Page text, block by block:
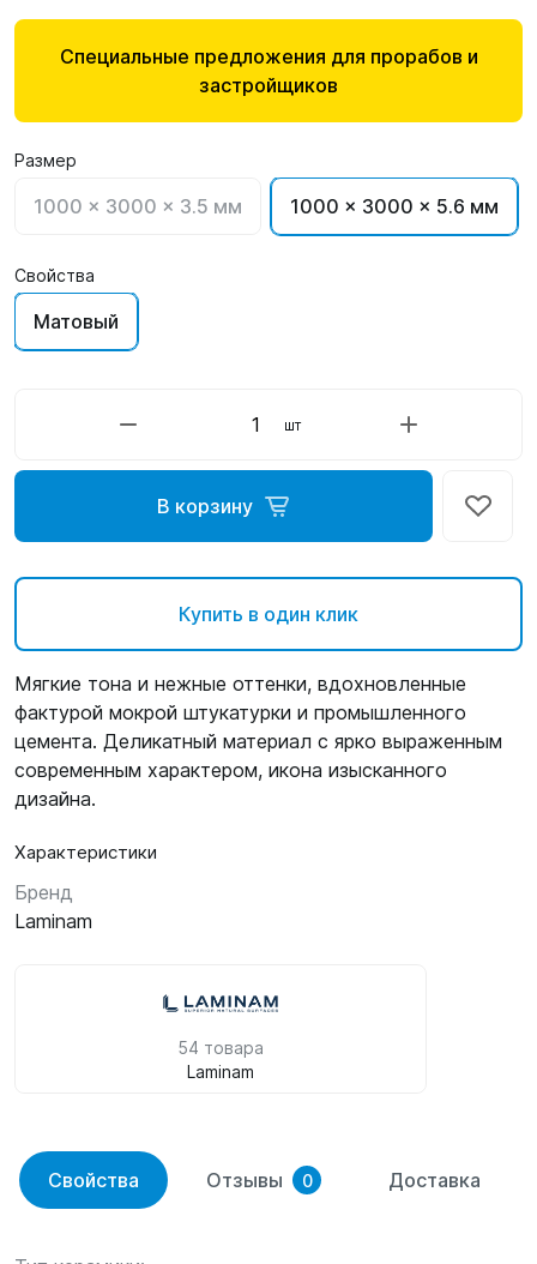
Специальные предложения для прорабов и
застройщиков
Размер
1000 x 3000 x 3.5 мм 1000 x 3000 x 5.6 мм
Свойства
Матовый
шт
В корзину
Купить в один клик
Мягкие тона и нежные оттенки, вдохновленные
фактурой мокрой штукатурки и промышленного
цемента. Деликатный материал с ярко выраженным
современным характером, икона изысканного
дизайна.
Характеристики
Бренд
Laminam
54 товара
Laminam
Свойства Отзывы 0 Доставка